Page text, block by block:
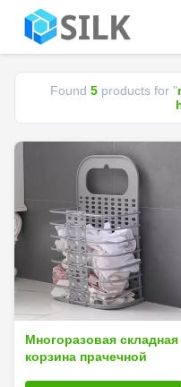
Found 5 products for "
Многоразовая складная
корзина прачечной